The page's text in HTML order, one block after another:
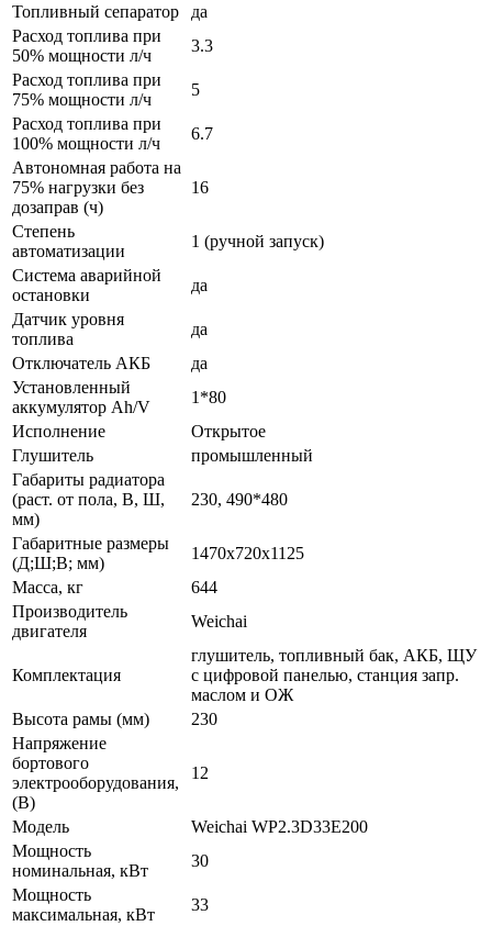
Топливный сепаратор
да
Расход топлива при
50% мощности л/ч
3.3
Расход топлива при
75% мощности л/ч
5
Расход топлива при
100% мощности л/ч
6.7
Автономная работа на
75% нагрузки без
дозаправ (ч)
16
Степень
автоматизации
1 (ручной запуск)
Система аварийной
остановки
да
Датчик уровня
топлива
да
Отключатель АКБ
да
Установленный
аккумулятор Ah/V
1*80
Исполнение
Открытое
Глушитель
промышленный
Габариты радиатора
(раст. от пола, В, Ш,
мм)
230, 490*480
Габаритные размеры
(Д;Ш;В; мм)
1470x720x1125
Масса, кг
644
Производитель
двигателя
Weichai
Комплектация
глушитель, топливный бак, АКБ, ЩУ
с цифровой панелью, станция запр.
маслом и ОЖ
Высота рамы (мм)
230
Напряжение
бортового
электрооборудования,
(В)
12
Модель
Weichai WP2.3D33E200
Мощность
номинальная, кВт
30
Мощность
максимальная, кВт
33